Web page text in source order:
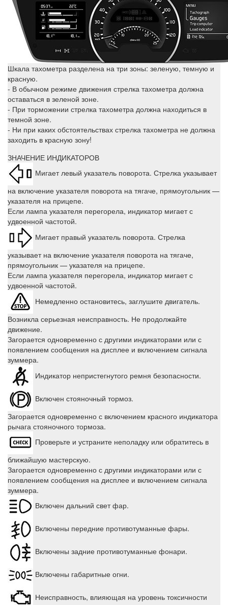
Шкала тахометра разделена на три зоны: зеленую, темную и
красную.
- В обычном режиме движения стрелка тахометра должна
оставаться в зеленой зоне.
- При торможении стрелка тахометра должна находиться в
темной зоне.
- Ни при каких обстоятельствах стрелка тахометра не должна
заходить в красную зону!
ЗНАЧЕНИЕ ИНДИКАТОРОВ
Мигает левый указатель поворота. Стрелка указывает
на включение указателя поворота на тягаче, прямоугольник —
указателя на прицепе.
Если лампа указателя перегорела, индикатор мигает с
удвоенной частотой.
Мигает правый указатель поворота. Стрелка
указывает на включение указателя поворота на тягаче,
прямоугольник — указателя на прицепе.
Если лампа указателя перегорела, индикатор мигает с
удвоенной частотой.
Немедленно остановитесь, заглушите двигатель.
Возникла серьезная неисправность. Не продолжайте
движение.
Загорается одновременно с другими индикаторами или с
появлением сообщения на дисплее и включением сигнала
зуммера.
Индикатор непристегнутого ремня безопасности.
Включен стояночный тормоз.
Загорается одновременно с включением красного индикатора
рычага стояночного тормоза.
Проверьте и устраните неполадку или обратитесь в
ближайшую мастерскую.
Загорается одновременно с другими индикаторами или с
появлением сообщения на дисплее и включением сигнала
зуммера.
Включен дальний свет фар.
Включены передние противотуманные фары.
Включены задние противотуманные фонари.
Включены габаритные огни.
Неисправность, влияющая на уровень токсичности